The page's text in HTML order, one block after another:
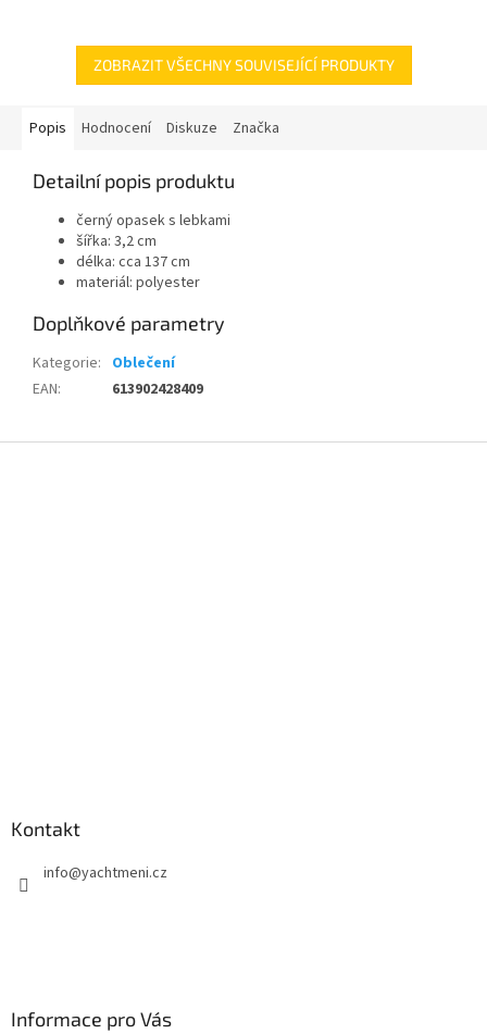
ZOBRAZIT VŠECHNY SOUVISEJÍCÍ PRODUKTY
Popis Hodnocení Diskuze Značka
Detailní popis produktu
černý opasek s lebkami
šířka: 3,2 cm
délka: cca 137 cm
materiál: polyester
Doplňkové parametry
Kategorie: Oblečení
EAN: 613902428409
Kontakt
info@yachtmeni.cz
Informace pro Vás